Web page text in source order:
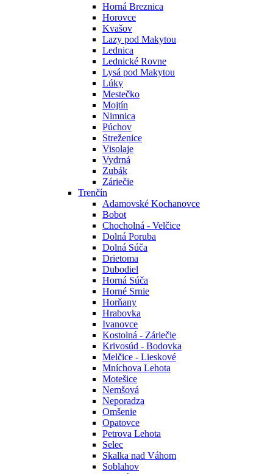
Horná Breznica
Horovce
Kvašov
Lazy pod Makytou
Lednica
Lednické Rovne
Lysá pod Makytou
Lúky
Mestečko
Mojtín
Nimnica
Púchov
Streženice
Visolaje
Vydrná
Zubák
Záriečie
Trenčín
Adamovské Kochanovce
Bobot
Chocholná - Velčice
Dolná Poruba
Dolná Súča
Drietoma
Dubodiel
Horná Súča
Horné Srnie
Horňany
Hrabovka
Ivanovce
Kostolná - Záriečie
Krivosúd - Bodovka
Melčice - Lieskové
Mníchova Lehota
Motešice
Nemšová
Neporadza
Omšenie
Opatovce
Petrova Lehota
Selec
Skalka nad Váhom
Soblahov